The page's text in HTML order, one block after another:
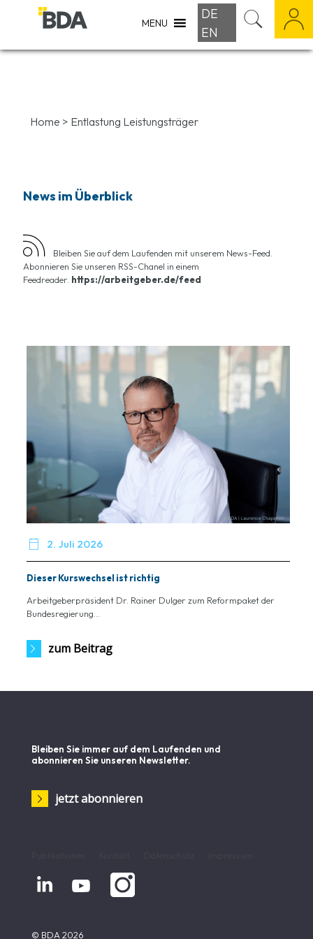
MENU
DE
EN
Home > Entlastung Leistungsträger
News im Überblick
Bleiben Sie auf dem Laufenden mit unserem News-Feed.
Abonnieren Sie unseren RSS-Chanel in einem
Feedreader. https://arbeitgeber.de/feed
 2. Juli 2026
Dieser Kurswechsel ist richtig
Arbeitgeberpräsident Dr. Rainer Dulger zum Reformpaket der
Bundesregierung...
zum Beitrag
Bleiben Sie immer auf dem Laufenden und
abonnieren Sie unseren Newsletter.
jetzt abonnieren
 
© BDA 2026